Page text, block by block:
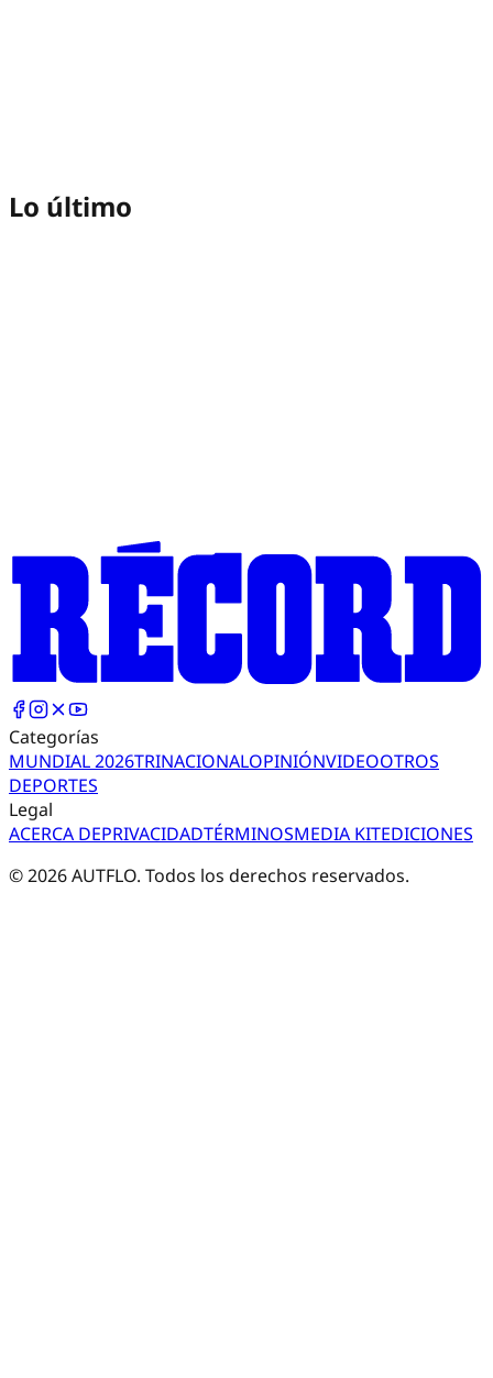
Lo último
Categorías
MUNDIAL 2026TRINACIONALOPINIÓNVIDEOOTROS
DEPORTES
Legal
ACERCA DEPRIVACIDADTÉRMINOSMEDIA KITEDICIONES
©2026AUTFLO. Todos los derechos reservados.